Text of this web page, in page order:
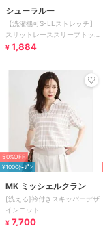
シューラルー
【洗濯機可S-LLストレッチ】
スリットレーススリーブトップ
ス
¥ 1,884
50%OFF
¥1000ｸｰﾎﾟﾝ
MK ミッシェルクラン
[洗える]衿付きスキッパーデザ
インニット
¥ 7,700